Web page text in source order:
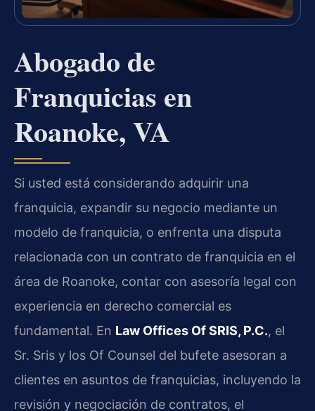
Abogado de
Franquicias en
Roanoke, VA
Si usted está considerando adquirir una
franquicia, expandir su negocio mediante un
modelo de franquicia, o enfrenta una disputa
relacionada con un contrato de franquicia en el
área de Roanoke, contar con asesoría legal con
experiencia en derecho comercial es
fundamental. En Law Offices Of SRIS, P.C., el
Sr. Sris y los Of Counsel del bufete asesoran a
clientes en asuntos de franquicias, incluyendo la
revisión y negociación de contratos, el